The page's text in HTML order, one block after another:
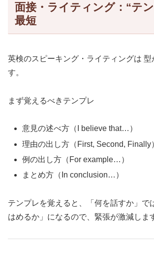
面接・ライティング：“テ
最短
英検のスピーキング・ライティングは 型
す。
まず覚えるべきテンプレ
意見の述べ方（I believe that…）
理由の出し方（First, Second, Finally
例の出し方（For example…）
まとめ方（In conclusion…）
テンプレを覚えると、「何を話すか」で
はめるか」になるので、緊張が激減しま